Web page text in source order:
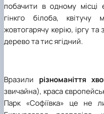
побачити в одному місці
гінкго білоба,
жовтогарячу керію, іргу
дерево та тис ягідний.
Вразили різноманіття
звичайна), краса
Парк «Софіївка» це не